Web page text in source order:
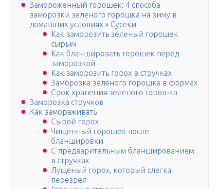
Замороженный горошек: 4 способа
заморозки зеленого горошка на зиму в
домашних условиях » Сусеки
Как заморозить зеленый горошек
сырым
Как бланшировать горошек перед
заморозкой
Как заморозить горох в стручках
Заморозка зеленого горошка в формах
Срок хранения зеленого горошка
Заморозка стручков
Как замораживать
Сырой горох
Чищенный горошек после
бланшировки
С предварительным бланшированием
в стручках
Лущеный горох, который слегка
перезрел